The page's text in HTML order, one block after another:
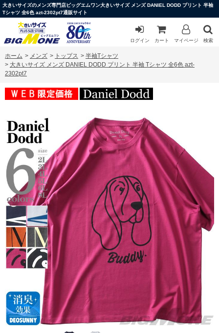
大きいサイズのメンズ専門店ビッグエムワン大きいサイズ メンズ DANIEL DODD プリント 半袖
Tシャツ 全6色 azt-2302pt7通販サイト
ログイン カート マイページ 検索
ホーム > メンズ > トップス > 半袖Tシャツ
> 大きいサイズ メンズ DANIEL DODD プリント 半袖 Tシャツ 全6色 azt-
2302pt7